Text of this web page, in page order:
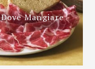
Dove Mangiare